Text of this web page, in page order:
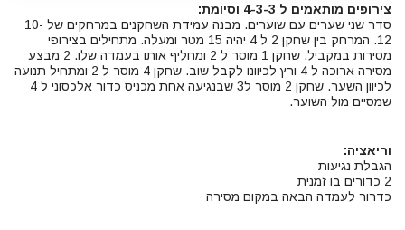
צירופים מותאמים ל 4-3-3 וסיומת:
סדר שני שערים עם שוערים. מבנה עמידת השחקנים במרחקים של 10-
12. המרחק בין שחקן 2 ל 4 יהיה 15 מטר ומעלה. מתחילים בצירופי
מסירות במקביל. שחקן 1 מוסר ל 2 ומחליף אותו בעמדה שלו. 2 מבצע
מסירה ארוכה ל 4 ורץ לכיוונו לקבל שוב. שחקן 4 מוסר ל 2 ומתחיל תנועה
לכיוון השער. שחקן 2 מוסר ל3 שבנגיעה אחת מכניס כדור אלכסוני ל 4
שמסיים מול השוער.
וריאציה:
הגבלת נגיעות
2 כדורים בו זמנית
כדרור לעמדה הבאה במקום מסירה